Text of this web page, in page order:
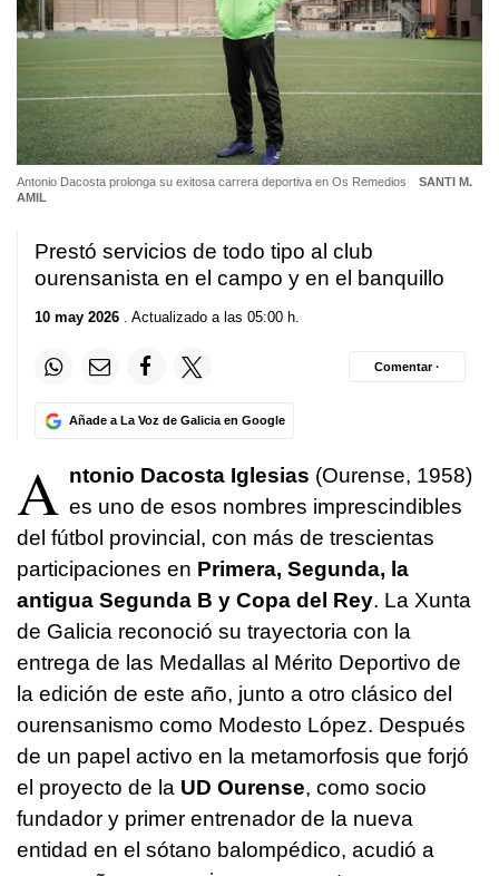
Antonio Dacosta prolonga su exitosa carrera deportiva en Os Remedios
SANTI M.
AMIL
Prestó servicios de todo tipo al club
ourensanista en el campo y en el banquillo
10 may 2026 . Actualizado a las 05:00 h.
Añade a La Voz de Galicia en Google
Comentar ·
A ntonio Dacosta Iglesias (Ourense, 1958)
es uno de esos nombres imprescindibles
del fútbol provincial, con más de trescientas
participaciones en Primera, Segunda, la
antigua Segunda B y Copa del Rey. La Xunta
de Galicia reconoció su trayectoria con la
entrega de las Medallas al Mérito Deportivo de
la edición de este año, junto a otro clásico del
ourensanismo como Modesto López. Después
de un papel activo en la metamorfosis que forjó
el proyecto de la UD Ourense, como socio
fundador y primer entrenador de la nueva
entidad en el sótano balompédico, acudió a